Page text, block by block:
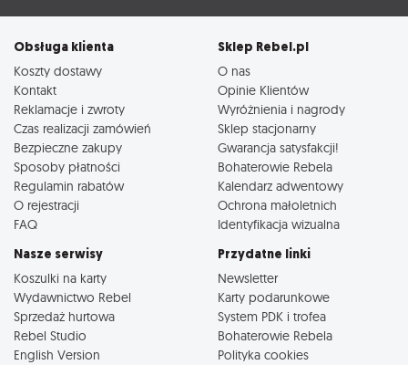
Obsługa klienta
Koszty dostawy
Kontakt
Reklamacje i zwroty
Czas realizacji zamówień
Bezpieczne zakupy
Sposoby płatności
Regulamin rabatów
O rejestracji
FAQ
Sklep Rebel.pl
O nas
Opinie Klientów
Wyróżnienia i nagrody
Sklep stacjonarny
Gwarancja satysfakcji!
Bohaterowie Rebela
Kalendarz adwentowy
Ochrona małoletnich
Identyfikacja wizualna
Nasze serwisy
Koszulki na karty
Wydawnictwo Rebel
Sprzedaż hurtowa
Rebel Studio
English Version
Przydatne linki
Newsletter
Karty podarunkowe
System PDK i trofea
Bohaterowie Rebela
Polityka cookies